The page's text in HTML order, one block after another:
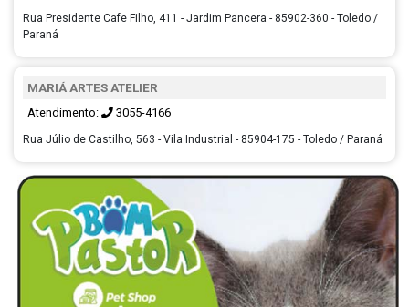
Rua Presidente Cafe Filho, 411 - Jardim Pancera - 85902-360 - Toledo /
Paraná
MARIÁ ARTES ATELIER
Atendimento: 3055-4166
Rua Júlio de Castilho, 563 - Vila Industrial - 85904-175 - Toledo / Paraná